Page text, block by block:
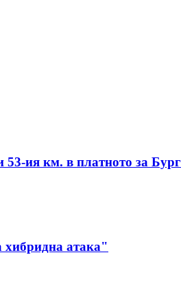
ия км. в платното за
хибридна атака"